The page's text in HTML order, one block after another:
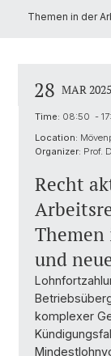
Themen in der
28 MAR 2025
Time: 08:50 -
Location:
Organizer: Prof.
Recht
und
komplexer